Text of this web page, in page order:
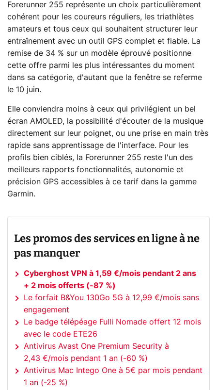
Forerunner 255 représente un choix particulièrement
cohérent pour les coureurs réguliers, les triathlètes
amateurs et tous ceux qui souhaitent structurer leur
entraînement avec un outil GPS complet et fiable. La
remise de 34 % sur un modèle éprouvé positionne
cette offre parmi les plus intéressantes du moment
dans sa catégorie, d'autant que la fenêtre se referme
le 10 juin.
Elle conviendra moins à ceux qui privilégient un bel
écran AMOLED, la possibilité d'écouter de la musique
directement sur leur poignet, ou une prise en main très
rapide sans apprentissage de l'interface. Pour les
profils bien ciblés, la Forerunner 255 reste l'un des
meilleurs rapports fonctionnalités, autonomie et
précision GPS accessibles à ce tarif dans la gamme
Garmin.
Les promos des services en ligne à ne
pas manquer
Cyberghost VPN à 1,59 €/mois pendant 2 ans
+ 2 mois offerts (-87 %)
Le forfait B&You 130Go 5G à 12,99 €/mois sans
engagement
Le badge télépéage Fulli Nomade offert 12 mois
avec le code ETE26
Antivirus Avast One Premium Security à
2,43 €/mois pendant 1 an (-60 %)
Antivirus Mac Intego One à 5€ par mois pendant
1 an (-25 %)